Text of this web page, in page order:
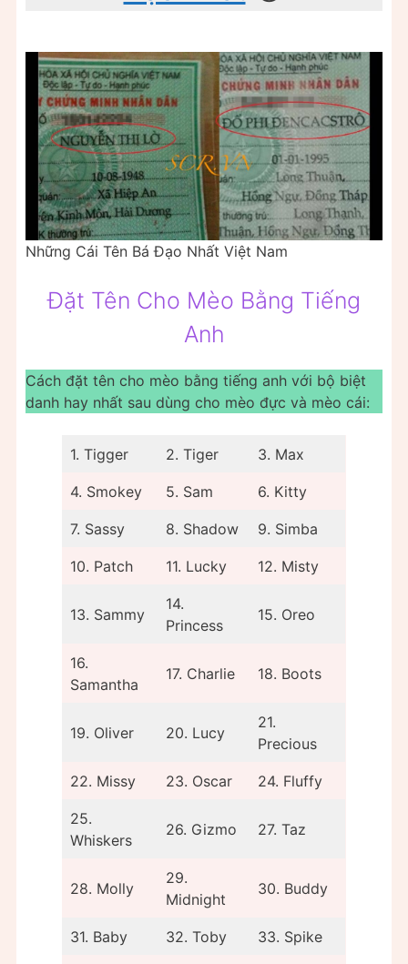
Những Cái Tên Bá Đạo Nhất Việt Nam
Đặt Tên Cho Mèo Bằng Tiếng
Anh
Cách đặt tên cho mèo bằng tiếng anh với bộ biệt
danh hay nhất sau dùng cho mèo đực và mèo cái:
1. Tigger 2. Tiger 3. Max
4. Smokey 5. Sam 6. Kitty
7. Sassy 8. Shadow 9. Simba
10. Patch 11. Lucky 12. Misty
13. Sammy
14.
Princess
15. Oreo
16.
Samantha
17. Charlie 18. Boots
19. Oliver 20. Lucy
21.
Precious
22. Missy 23. Oscar 24. Fluffy
25.
Whiskers
26. Gizmo 27. Taz
28. Molly
29.
Midnight
30. Buddy
31. Baby 32. Toby 33. Spike